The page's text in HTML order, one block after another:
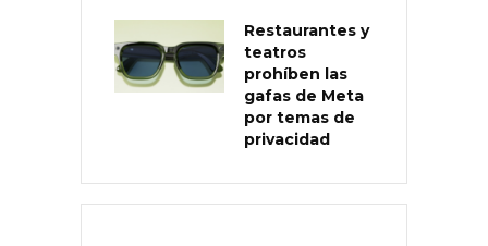
Restaurantes y
teatros
prohíben las
gafas de Meta
por temas de
privacidad